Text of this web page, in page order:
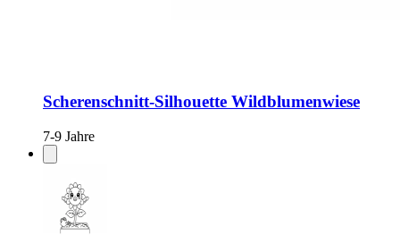
Scherenschnitt-Silhouette Wildblumenwiese
7-9 Jahre